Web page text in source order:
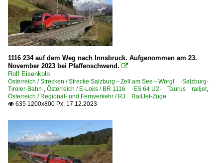
1116 234 auf dem Weg nach Innsbruck. Aufgenommen am 23.
November 2023 bei Pfaffenschwend. 
Rolf Eisenkolb
Österreich / Strecken / Strecke Salzburg – Zell am See – Wörgl ·Salzburg-
Tiroler-Bahn·, Österreich / E-Loks / BR 1116 ·ES 64 U2· Taurus railjet,
Österreich / Regional- und Fernverkehr / RJ RailJet-Züge
 635 1200x800 Px, 17.12.2023